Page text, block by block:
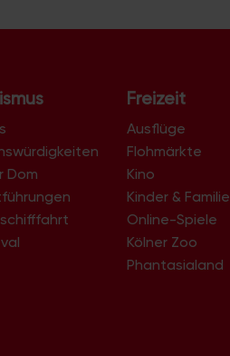
Dom
Freizeit
Ausflüge
Flohmärkte
Kino
Kinder & Familie
Online-Spiele
Kölner Zoo
Phantasialand